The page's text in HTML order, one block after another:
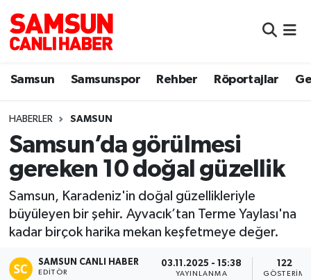
Samsun Samsunspor Rehber Röportajlar
HABERLER SAMSUN
Samsun’da görülmesi
gereken 10 doğal güzellik
Samsun, Karadeniz'in doğal güzellikleriyle
büyüleyen bir şehir. Ayvacık’tan Terme Yaylası'na
kadar birçok harika mekan keşfetmeye değer.
SAMSUN CANLI HABER
EDITÖR
03.11.2025 - 15:38
YAYINLANMA
122
GÖSTERIM
Samsun
Sokak Röportajları
Genel
Dünya
Eğitim
Sağlık
Samsun Nöbetçi Eczaneler
Samsun Hava Durumu
Samsun Namaz Vakitleri
Samsun Trafik Yoğunluk Haritası
Süper Lig Puan Durumu ve Fikstür
Tüm Manşetler
Son Dakika Haberleri